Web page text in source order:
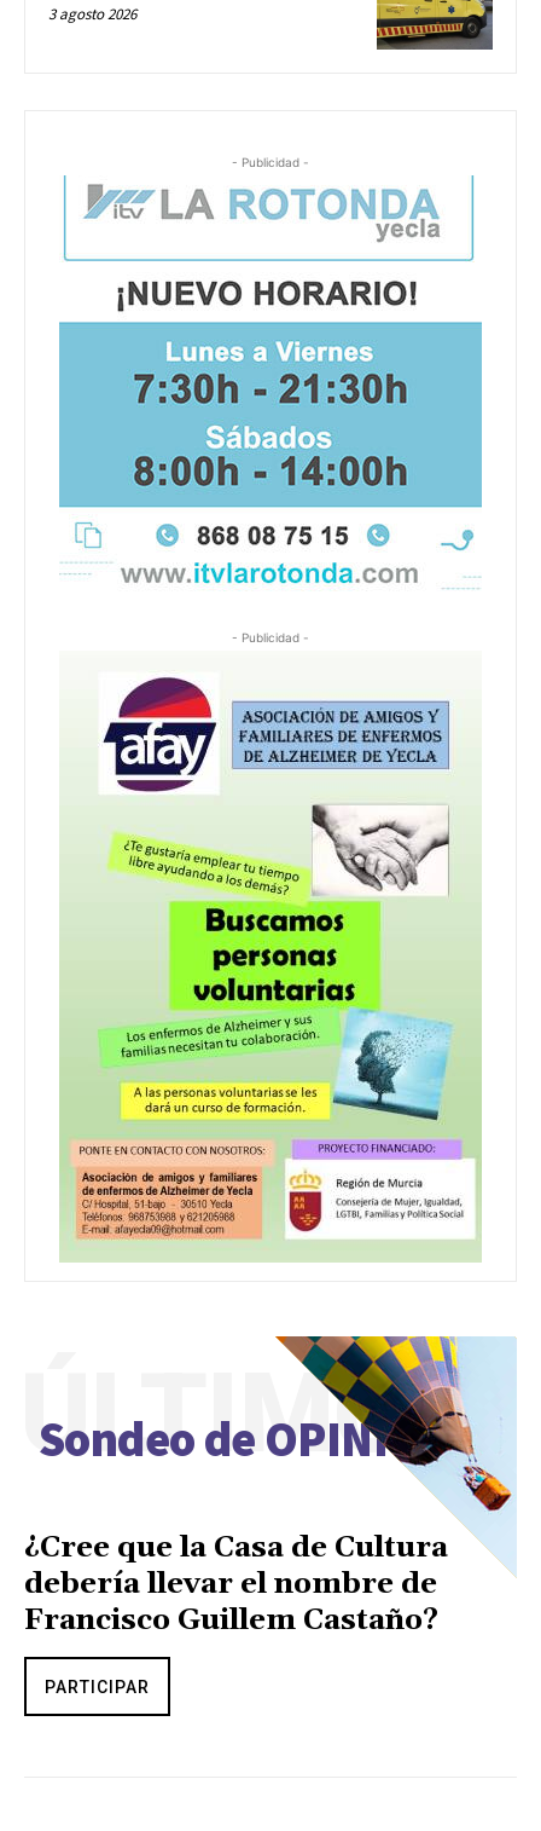
3 agosto 2026
- Publicidad -
- Publicidad -
Sondeo de OPINIÓN
ÚLTIMO
¿Cree que la Casa de Cultura
debería llevar el nombre de
Francisco Guillem Castaño?
PARTICIPAR